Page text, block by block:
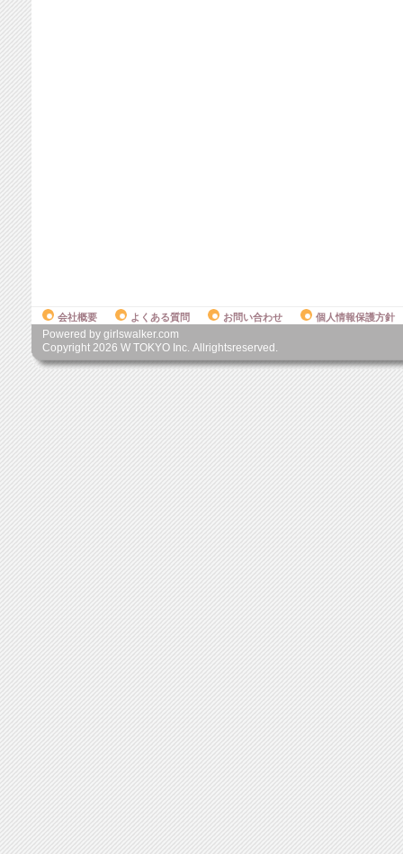
会社概要 よくある質問 お問い合わせ 個人情報保護方針
Powered by girlswalker.com
Copyright 2026 W TOKYO Inc. Allrightsreserved.